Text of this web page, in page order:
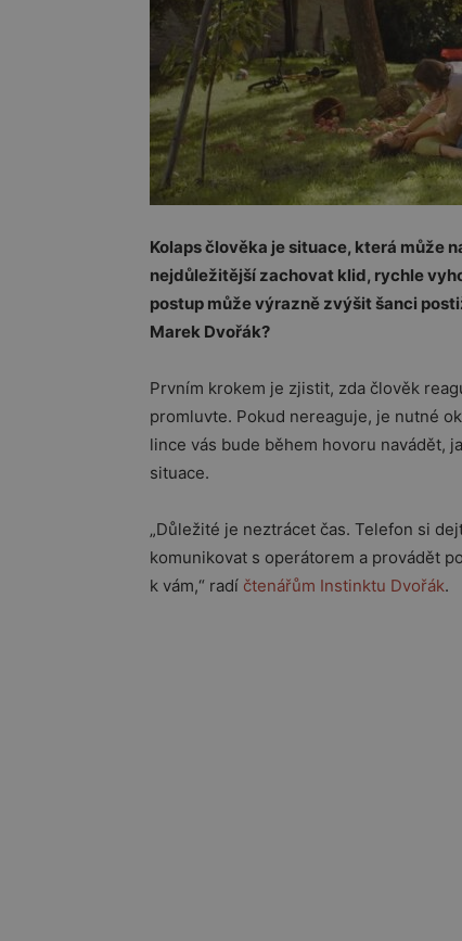
Kolaps člověka je situace, která může
nejdůležitější zachovat klid, rychle
postup může výrazně zvýšit šanci
Marek Dvořák?
Prvním krokem je zjistit, zda člověk
promluvte. Pokud nereaguje, je nutné
lince vás bude během hovoru navádět,
situace.
„Důležité je neztrácet čas. Telefon si
komunikovat s operátorem a provádět
k vám,“ radí čtenářům Instinktu Dvořák.